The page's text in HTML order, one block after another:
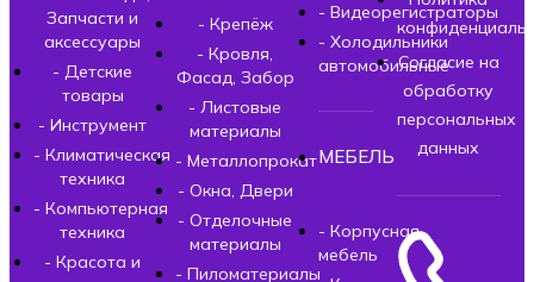
Запчасти и
аксессуары
- Детские
товары
- Инструмент
- Климатическая
техника
- Компьютерная
техника
- Красота и
- Крепёж
- Кровля,
Фасад, Забор
- Листовые
материалы
- Металлопрокат
- Окна, Двери
- Отделочные
материалы
- Пиломатериалы
- Видеорегистраторы
- Холодильники
автомобильные
МЕБЕЛЬ
- Корпусная
мебель
Согласие на
обработку
персональных
данных